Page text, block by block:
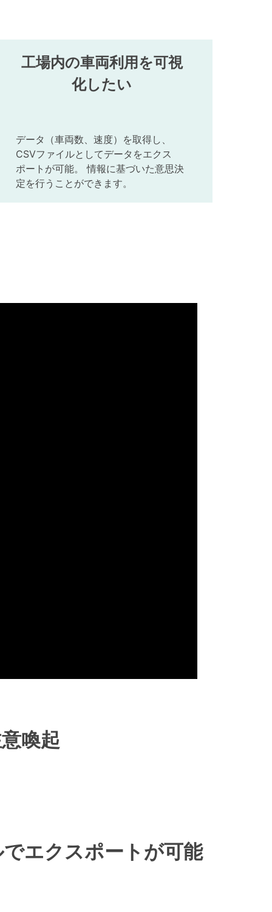
工場内の車両利用を可視
化したい
データ（車両数、速度）を取得し、
CSVファイルとしてデータをエクス
ポートが可能。 情報に基づいた意思決
定を行うことができます。
喚起
エクスポートが可能